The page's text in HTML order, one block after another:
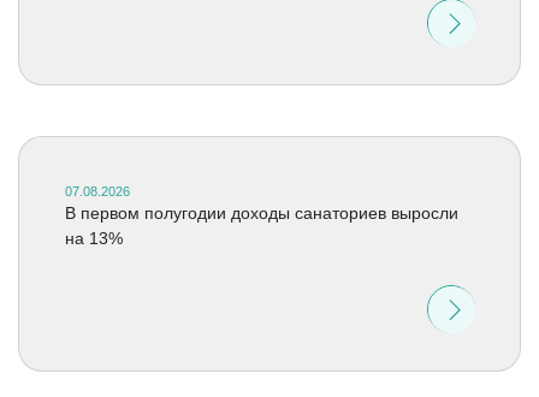
07.08.2026
В первом полугодии доходы санаториев выросли
на 13%